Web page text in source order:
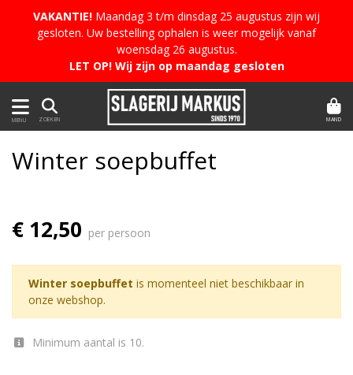
VAKANTIE! Maandag 3 t/m dinsdag 25 augustus zijn wij
gesloten. Uw bestelling ophalen is weer mogelijk vanaf
woensdag 26 augustus.
LET OP! Wij zijn op maandag gesloten
MENU ZOEKEN MAND
Winter soepbuffet
€ 12,50 per persoon
Winter soepbuffet is momenteel niet beschikbaar in
onze webshop.
Minimum aantal is 10.